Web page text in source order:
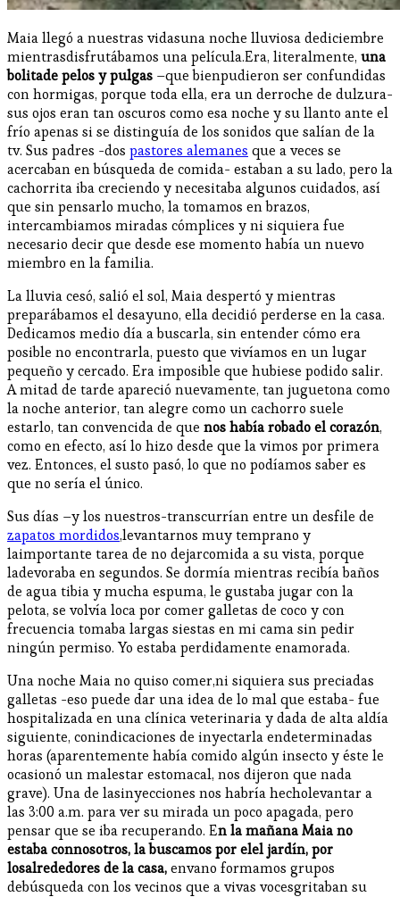
Maia llegó a nuestras vidasuna noche lluviosa dediciembre
mientrasdisfrutábamos una película.Era, literalmente, una
bolitade pelos y pulgas –que bienpudieron ser confundidas
con hormigas, porque toda ella, era un derroche de dulzura-
sus ojos eran tan oscuros como esa noche y su llanto ante el
frío apenas si se distinguía de los sonidos que salían de la
tv. Sus padres -dos pastores alemanes que a veces se
acercaban en búsqueda de comida- estaban a su lado, pero la
cachorrita iba creciendo y necesitaba algunos cuidados, así
que sin pensarlo mucho, la tomamos en brazos,
intercambiamos miradas cómplices y ni siquiera fue
necesario decir que desde ese momento había un nuevo
miembro en la familia.
La lluvia cesó, salió el sol, Maia despertó y mientras
preparábamos el desayuno, ella decidió perderse en la casa.
Dedicamos medio día a buscarla, sin entender cómo era
posible no encontrarla, puesto que vivíamos en un lugar
pequeño y cercado. Era imposible que hubiese podido salir.
A mitad de tarde apareció nuevamente, tan juguetona como
la noche anterior, tan alegre como un cachorro suele
estarlo, tan convencida de que nos había robado el corazón,
como en efecto, así lo hizo desde que la vimos por primera
vez. Entonces, el susto pasó, lo que no podíamos saber es
que no sería el único.
Sus días –y los nuestros-transcurrían entre un desfile de
zapatos mordidos,levantarnos muy temprano y
laimportante tarea de no dejarcomida a su vista, porque
ladevoraba en segundos. Se dormía mientras recibía baños
de agua tibia y mucha espuma, le gustaba jugar con la
pelota, se volvía loca por comer galletas de coco y con
frecuencia tomaba largas siestas en mi cama sin pedir
ningún permiso. Yo estaba perdidamente enamorada.
Una noche Maia no quiso comer,ni siquiera sus preciadas
galletas -eso puede dar una idea de lo mal que estaba- fue
hospitalizada en una clínica veterinaria y dada de alta aldía
siguiente, conindicaciones de inyectarla endeterminadas
horas (aparentemente había comido algún insecto y éste le
ocasionó un malestar estomacal, nos dijeron que nada
grave). Una de lasinyecciones nos habría hecholevantar a
las 3:00 a.m. para ver su mirada un poco apagada, pero
pensar que se iba recuperando. En la mañana Maia no
estaba connosotros, la buscamos por elel jardín, por
losalrededores de la casa,envano formamos grupos
debúsqueda con los vecinos que a vivas vocesgritaban su